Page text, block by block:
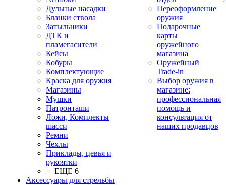
Дульные насадки
Бланки ствола
Затыльники
ДТК и
пламегасители
Кейсы
Кобуры
Комплектующие
Краска для оружия
Магазины
Мушки
Патронташи
Ложи, Комплекты
шасси
Ремни
Чехлы
Приклады, цевья и
рукоятки
+ ЕЩЕ 6
Аксессуары для стрельбы
Переоформление
оружия
Подарочные
карты
оружейного
магазина
Оружейный
Trade-in
Выбор оружия в
магазине:
профессиональная
помощь и
консультация от
наших продавцов